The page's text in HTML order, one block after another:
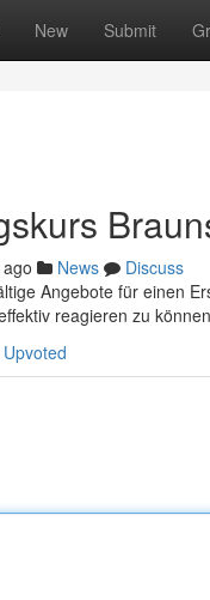
New Submit
News
Discuss
Angebote für einen
reagieren zu